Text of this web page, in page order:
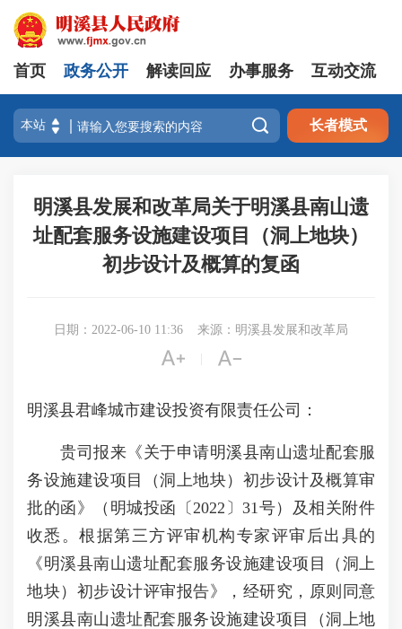
首页 政务公开 解读回应 办事服务 互动交流
 长者模式
明溪县发展和改革局关于明溪县南山遗
址配套服务设施建设项目（洞上地块）
初步设计及概算的复函
日期：2022-06-10 11:36 来源：明溪县发展和改革局
 
明溪县君峰城市建设投资有限责任公司：
贵司报来《关于申请明溪县南山遗址配套服
务设施建设项目（洞上地块）初步设计及概算审
批的函》（明城投函〔2022〕31号）及相关附件
收悉。根据第三方评审机构专家评审后出具的
《明溪县南山遗址配套服务设施建设项目（洞上
地块）初步设计评审报告》，经研究，原则同意
明溪县南山遗址配套服务设施建设项目（洞上地